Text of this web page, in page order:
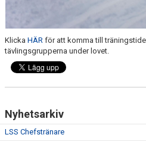
HJÄLP TILL I LJUNGBY SS
Klicka HÄR för att komma till
tävlingsgrupperna under lovet.
Nyhetsarkiv
LSS Chefstränare